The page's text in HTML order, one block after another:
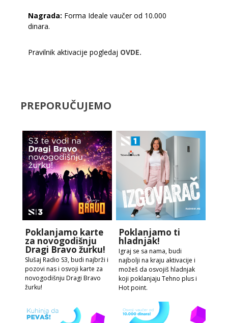
Nagrada: Forma Ideale vaučer od 10.000
dinara.
Pravilnik aktivacije pogledaj OVDE.
PREPORUČUJEMO
Poklanjamo karte
za novogodišnju
Dragi Bravo žurku!
Slušaj Radio S3, budi najbrži i
pozovi nas i osvoji karte za
novogodišnju Dragi Bravo
žurku!
Poklanjamo ti
hladnjak!
Igraj se sa nama, budi
najbolji na kraju aktivacije i
možeš da osvojiš hladnjak
koji poklanjaju Tehno plus i
Hot point.